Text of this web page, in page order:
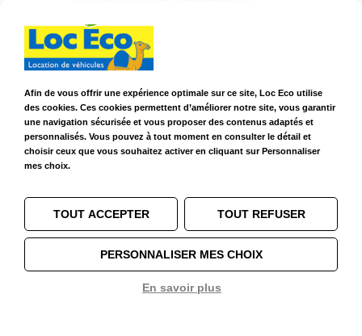
Renault Grand Scenic manuelle ou similaire
Renault Grand Scenic
3 ans de
permis
5+2 5
ou Diesel
Afin de vous offrir une expérience optimale sur ce site, Loc Eco utilise
des cookies. Ces cookies permettent d’améliorer notre site, vous garantir
une navigation sécurisée et vous proposer des contenus adaptés et
personnalisés. Vous pouvez à tout moment en consulter le détail et
choisir ceux que vous souhaitez activer en cliquant sur Personnaliser
mes choix.
TOUT ACCEPTER TOUT REFUSER
PERSONNALISER MES CHOIX
En savoir plus